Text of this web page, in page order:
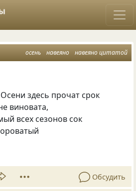
осень навеяно навеяно цитатой
здесь прочат срок
виновата,
всех сезонов сок
Обсудить